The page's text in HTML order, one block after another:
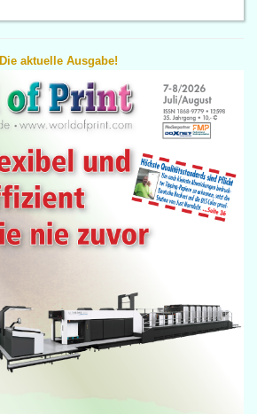
Die aktuelle Ausgabe!